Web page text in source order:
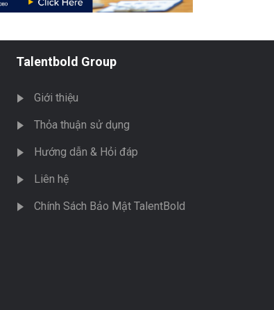
Talentbold Group
Giới thiệu
Thỏa thuận sử dụng
Hướng dẫn & Hỏi đáp
Liên hệ
Chính Sách Bảo Mật TalentBold